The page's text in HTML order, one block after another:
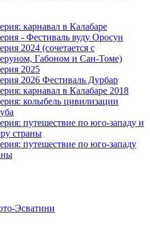
карнавал в Калабаре
- Фестиваль вуду Оросун
2024 (сочетается с
Габоном и Сан-Томе)
2025
2026 Фестиваль Дурбар
карнавал в Калабаре 2018
колыбель цивилизации
путешествие по юго-западу и
страны
путешествие по юго-западу
Эсватини